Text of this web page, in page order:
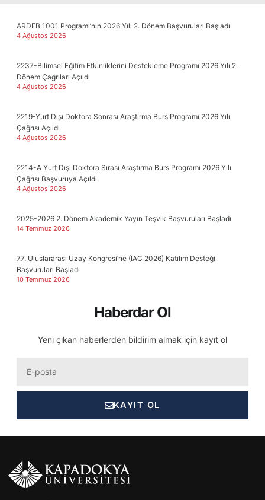
ARDEB 1001 Programı’nın 2026 Yılı 2. Dönem Başvuruları Başladı
4 Ağustos 2026
2237-Bilimsel Eğitim Etkinliklerini Destekleme Programı 2026 Yılı 2.
Dönem Çağrıları Açıldı
4 Ağustos 2026
2219-Yurt Dışı Doktora Sonrası Araştırma Burs Programı 2026 Yılı
Çağrısı Açıldı
4 Ağustos 2026
2214-A Yurt Dışı Doktora Sırası Araştırma Burs Programı 2026 Yılı
Çağrısı Başvuruya Açıldı
4 Ağustos 2026
2025-2026 2. Dönem Akademik Yayın Teşvik Başvuruları Başladı
14 Temmuz 2026
77. Uluslararası Uzay Kongresi’ne (IAC 2026) Katılım Desteği
Başvuruları Başladı
10 Temmuz 2026
Haberdar Ol
Yeni çıkan haberlerden bildirim almak için kayıt ol
KAYIT OL